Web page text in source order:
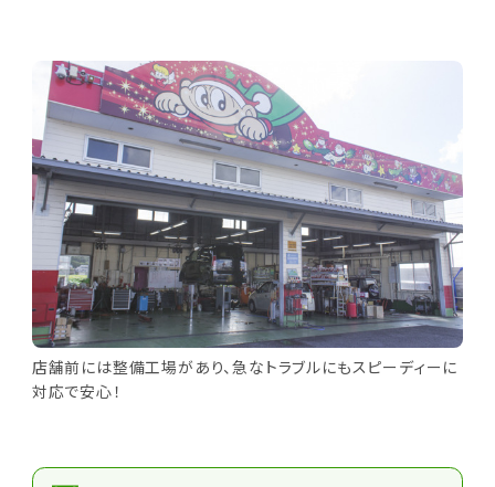
店舗前には整備工場があり、急なトラブルにもスピーディーに
対応で安心！